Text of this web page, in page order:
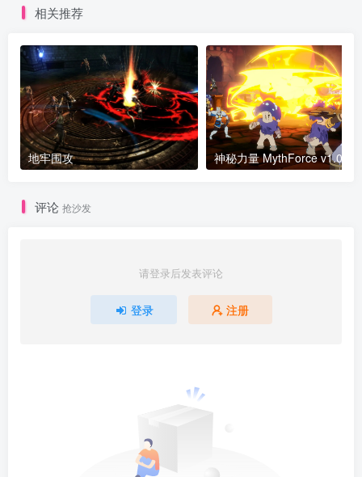
相关推荐
地牢围攻
评论 抢沙发
请登录后发表评论
登录 注册